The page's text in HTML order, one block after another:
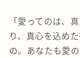
「愛ってのは、
り、真心を込め
の。あなたも愛の